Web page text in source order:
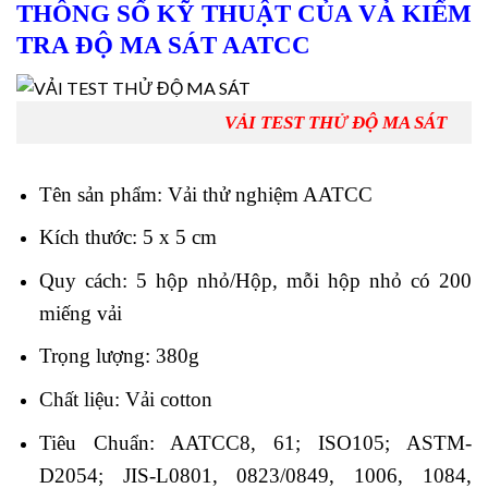
THÔNG SỐ KỸ THUẬT CỦA VẢ KIỂM
TRA ĐỘ MA SÁT AATCC
VẢI TEST THỬ ĐỘ MA SÁT
Tên sản phẩm: Vải thử nghiệm AATCC
Kích thước: 5 x 5 cm
Quy cách: 5 hộp nhỏ/Hộp, mỗi hộp nhỏ có 200
miếng vải
Trọng lượng: 380g
Chất liệu: Vải cotton
Tiêu Chuẩn: AATCC8, 61; ISO105; ASTM-
D2054; JIS-L0801, 0823/0849, 1006, 1084,